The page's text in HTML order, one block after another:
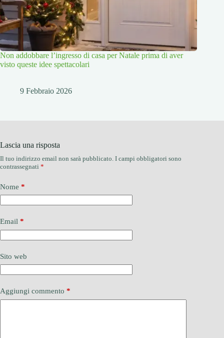
Non addobbare l’ingresso di casa per Natale prima di aver
visto queste idee spettacolari
9 Febbraio 2026
Lascia una risposta
Il tuo indirizzo email non sarà pubblicato. I campi obbligatori sono
contrassegnati *
Nome *
Email *
Sito web
Aggiungi commento *